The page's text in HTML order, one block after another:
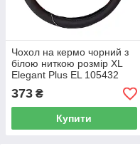
Чохол на кермо чорний з
білою ниткою розмір ХL
Elegant Plus EL 105432
373 ₴
Купити